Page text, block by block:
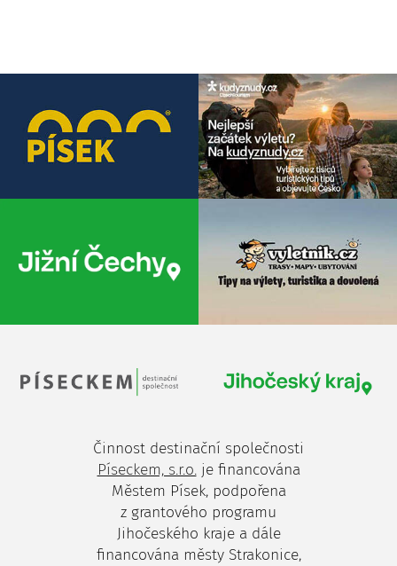
Činnost destinační společnosti
Píseckem, s.r.o.je financována
Městem Písek, podpořena
z grantového programu
Jihočeského kraje a dále
financována městy Strakonice,